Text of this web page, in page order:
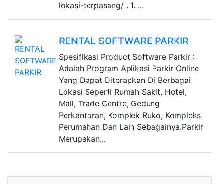
lokasi-terpasang/ . 1. ...
RENTAL SOFTWARE PARKIR
Spesifikasi Product Software Parkir :
Adalah Program Aplikasi Parkir Online
Yang Dapat Diterapkan Di Berbagai
Lokasi Seperti Rumah Sakit, Hotel,
Mall, Trade Centre, Gedung
Perkantoran, Komplek Ruko, Kompleks
Perumahan Dan Lain Sebagainya.Parkir
Merupakan...